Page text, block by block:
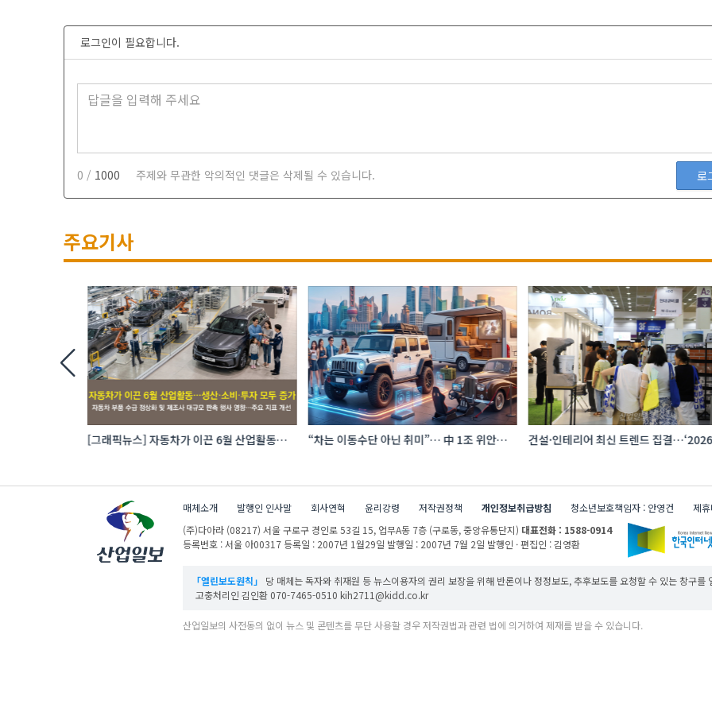
로그인이 필요합니다.
0 / 1000 주제와 무관한 악의적인 댓글은 삭제될 수 있습니다. 로
주요기사
[그래픽뉴스] 자동차가 이끈 6월 산업활동…
“차는 이동수단 아닌 취미”… 中 1조 위안
건설·인테리어 최신 트렌드 집결…‘2026
매체소개 발행인 인사말 회사연혁 윤리강령 저작권정책 개인정보취급방침 청소년보호책임자 : 안영건
제
(주)다아라 (08217) 서울 구로구 경인로 53길 15,업무A동 7층 (구로동, 중앙유통단지) 대표전화 : 1588-0914
등록번호 : 서울 아00317 등록일 : 2007년 1월29일 발행일 : 2007년 7월 2일 발행인 · 편집인 : 김영환
「열린보도원칙」
당 매체는 독자와 취재원 등 뉴스이용자의 권리 보장을 위해 반론이나 정정보도, 추후보도를 요청할 수 있는 창구를
고충처리인 김인환 070-7465-0510 kih2711@kidd.co.kr
산업일보의 사전동의 없이 뉴스 및 콘텐츠를 무단 사용할 경우 저작권법과 관련 법에 의거하여 제재를 받을 수 있습니다.